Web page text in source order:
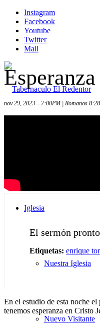
Instagram
Facebook
Youtube
Twitter
Mail
Iglesia
Nuestra Iglesia
Nuevo Visitante
Esperanza
nov 29, 2023 – 7:00PM | Romanos
El sermón
Etiquetas: enrique
En el estudio de esta noche
tenemos esperanza en Cristo